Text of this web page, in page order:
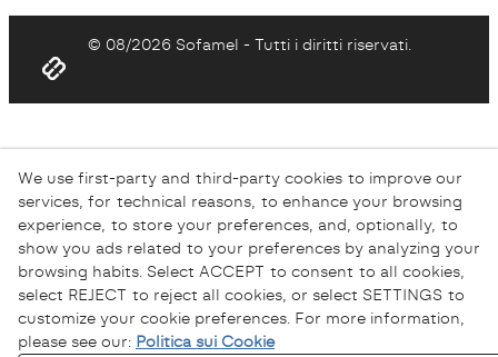
© 08/2026 Sofamel - Tutti i diritti riservati.
We use first-party and third-party cookies to improve our
services, for technical reasons, to enhance your browsing
experience, to store your preferences, and, optionally, to
show you ads related to your preferences by analyzing your
browsing habits. Select ACCEPT to consent to all cookies,
select REJECT to reject all cookies, or select SETTINGS to
customize your cookie preferences. For more information,
please see our: Politica sui Cookie